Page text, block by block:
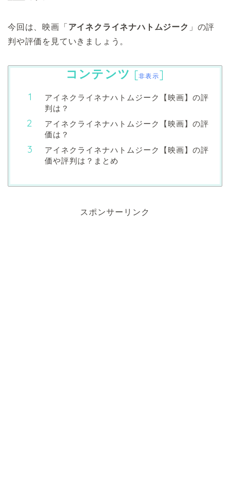
今回は、映画「 アイネクライネナハトムジーク 」の評
判や評価を見ていきましょう。
コンテンツ [非表示]
アイネクライネナハトムジーク【映画】の評
判は？
アイネクライネナハトムジーク【映画】の評
価は？
アイネクライネナハトムジーク【映画】の評
価や評判は？まとめ
スポンサーリンク